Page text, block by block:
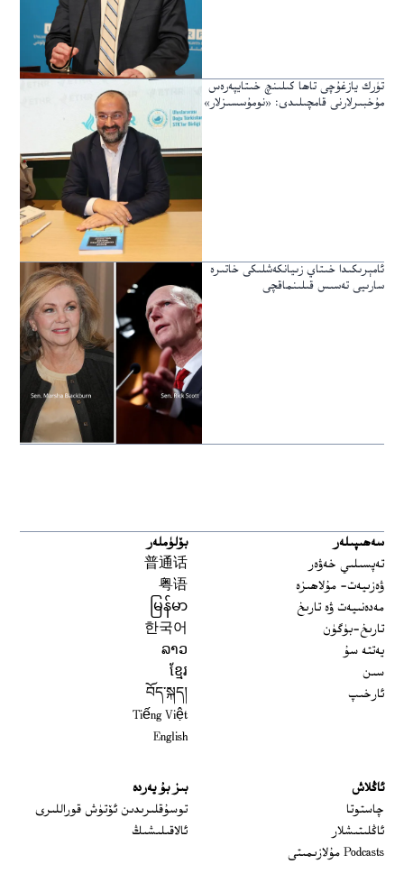
تۈرك يازغۇچى تاھا كىلىنچ خىتايپەرەس
مۇخبىرلارنى قامچىلىدى: «نومۇسسىزلار»
ئامېرىكىدا خىتاي زىيانكەشلىكى خاتىرە
سارىيى تەسىس قىلىنماقچى
سەھىپىلەر
تەپسىلىي خەۋەر
ۋەزىيەت- مۇلاھىزە
مەدەنىيەت ۋە تارىخ
تارىخ-بۈگۈن
يەتتە سۇ
سىن
ئارخىپ
بۆلۈملەر
普通话
粤语
မြန်မာ
한국어
ລາວ
ខ្មែរ
བོད་སྐད།
Tiếng Việt
English
ئاڭلاش
چاستوتا
ئاڭلىتىشلار
Podcasts مۇلازىمىتى
بىز بۇ يەردە
توسۇقلىرىدىن ئۆتۈش قوراللىرى
ئالاقىلىشىڭ